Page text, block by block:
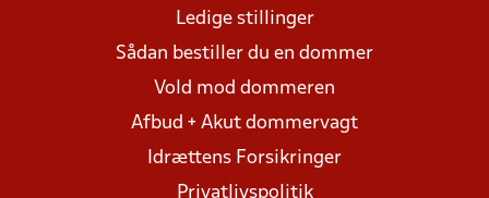
Ledige stillinger
Sådan bestiller du en dommer
Vold mod dommeren
Afbud + Akut dommervagt
Idrættens Forsikringer
Privatlivspolitik